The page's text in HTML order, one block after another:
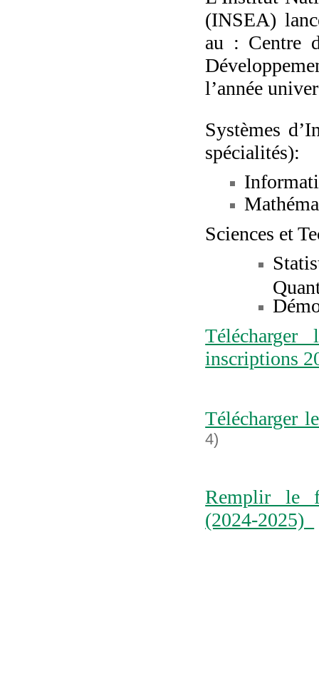
(INSEA)
au : Centre
l’année
Systèmes
spécialités):
Sciences et
inscriptions
Télécharger
4)
Remplir le
(2024-2025)